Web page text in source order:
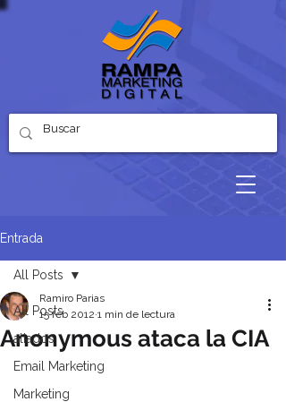
Entrada
All Posts
aliados
Email Marketing
Marketing
All Posts
Anonymous ataca la CIA
Ramiro Parias
15 feb 2012 1 min de lectura